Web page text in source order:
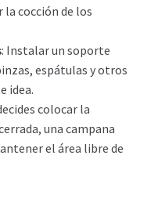
cocción de los
: Instalar un soporte
espátulas y otros
idea.
colocar la
una campana
el área libre de